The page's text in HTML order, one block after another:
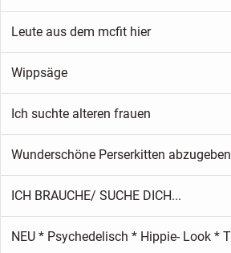
Leute aus dem mcfit hier
Wippsäge
Ich suchte alteren frauen
Wunderschöne Perserkitten abzugeben
ICH BRAUCHE/ SUCHE DICH...